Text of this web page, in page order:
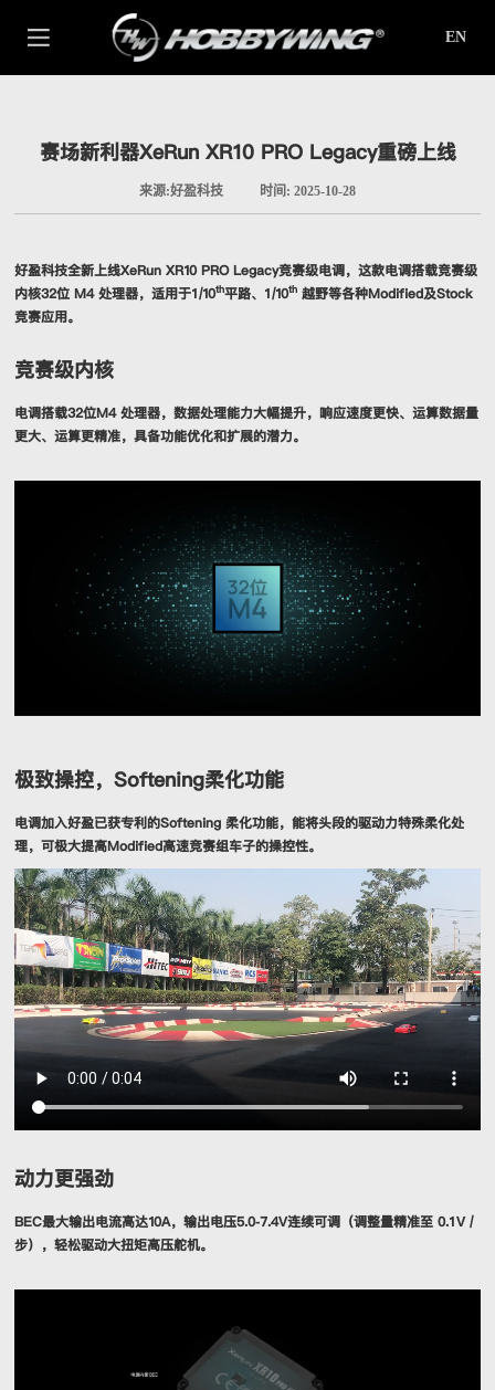
EN
赛场新利器XeRun XR10 PRO Legacy重磅上线
来源:好盈科技 时间: 2025-10-28
好盈科技全新上线XeRun XR10 PRO Legacy竞赛级电调，这款电调搭载竞赛级
内核32位 M4 处理器，适用于1/10th平路、1/10th 越野等各种Modified及Stock
竞赛应用。
竞赛级内核
电调搭载32位M4 处理器，数据处理能力大幅提升，响应速度更快、运算数据量
更大、运算更精准，具备功能优化和扩展的潜力。
极致操控，Softening柔化功能
电调加入好盈已获专利的Softening 柔化功能，能将头段的驱动力特殊柔化处
理，可极大提高Modified高速竞赛组车子的操控性。
动力更强劲
BEC最大输出电流高达10A，输出电压5.0-7.4V连续可调（调整量精准至 0.1V /
步），轻松驱动大扭矩高压舵机。